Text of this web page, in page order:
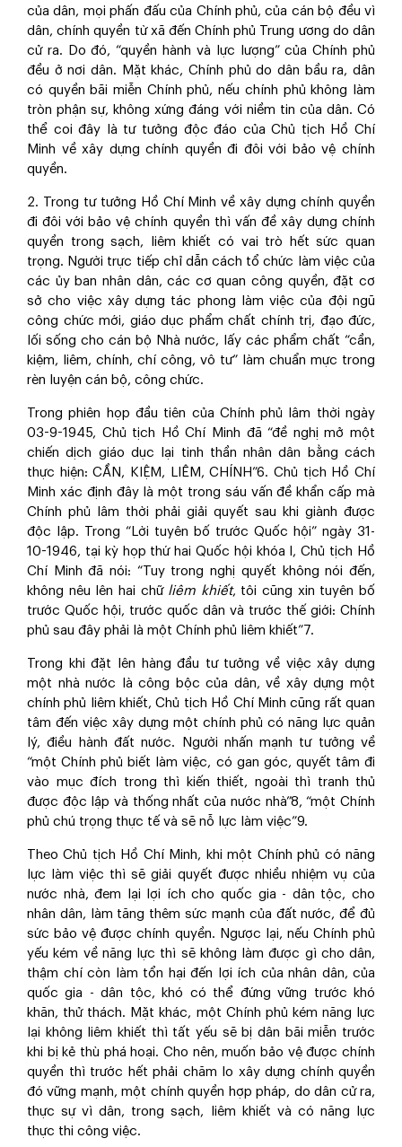
của dân, mọi phấn đấu của Chính phủ, của cán bộ đều vì
dân, chính quyền từ xã đến Chính phủ Trung ương do dân
cử ra. Do đó, “quyền hành và lực lượng” của Chính phủ
đều ở nơi dân. Mặt khác, Chính phủ do dân bầu ra, dân
có quyền bãi miễn Chính phủ, nếu chính phủ không làm
tròn phận sự, không xứng đáng với niềm tin của dân. Có
thể coi đây là tư tưởng độc đáo của Chủ tịch Hồ Chí
Minh về xây dựng chính quyền đi đôi với bảo vệ chính
quyền.
2. Trong tư tưởng Hồ Chí Minh về xây dựng chính quyền
đi đôi với bảo vệ chính quyền thì vấn đề xây dựng chính
quyền trong sạch, liêm khiết có vai trò hết sức quan
trọng. Người trực tiếp chỉ dẫn cách tổ chức làm việc của
các ủy ban nhân dân, các cơ quan công quyền, đặt cơ
sở cho việc xây dựng tác phong làm việc của đội ngũ
công chức mới, giáo dục phẩm chất chính trị, đạo đức,
lối sống cho cán bộ Nhà nước, lấy các phẩm chất “cần,
kiệm, liêm, chính, chí công, vô tư” làm chuẩn mực trong
rèn luyện cán bộ, công chức.
Trong phiên họp đầu tiên của Chính phủ lâm thời ngày
03-9-1945, Chủ tịch Hồ Chí Minh đã “đề nghị mở một
chiến dịch giáo dục lại tinh thần nhân dân bằng cách
thực hiện: CẦN, KIỆM, LIÊM, CHÍNH”6. Chủ tịch Hồ Chí
Minh xác định đây là một trong sáu vấn đề khẩn cấp mà
Chính phủ lâm thời phải giải quyết sau khi giành được
độc lập. Trong “Lời tuyên bố trước Quốc hội” ngày 31-
10-1946, tại kỳ họp thứ hai Quốc hội khóa I, Chủ tịch Hồ
Chí Minh đã nói: “Tuy trong nghị quyết không nói đến,
không nêu lên hai chữ liêm khiết, tôi cũng xin tuyên bố
trước Quốc hội, trước quốc dân và trước thế giới: Chính
phủ sau đây phải là một Chính phủ liêm khiết”7.
Trong khi đặt lên hàng đầu tư tưởng về việc xây dựng
một nhà nước là công bộc của dân, về xây dựng một
chính phủ liêm khiết, Chủ tịch Hồ Chí Minh cũng rất quan
tâm đến việc xây dựng một chính phủ có năng lực quản
lý, điều hành đất nước. Người nhấn mạnh tư tưởng về
“một Chính phủ biết làm việc, có gan góc, quyết tâm đi
vào mục đích trong thì kiến thiết, ngoài thì tranh thủ
được độc lập và thống nhất của nước nhà”8, “một Chính
phủ chú trọng thực tế và sẽ nỗ lực làm việc”9.
Theo Chủ tịch Hồ Chí Minh, khi một Chính phủ có năng
lực làm việc thì sẽ giải quyết được nhiều nhiệm vụ của
nước nhà, đem lại lợi ích cho quốc gia - dân tộc, cho
nhân dân, làm tăng thêm sức mạnh của đất nước, để đủ
sức bảo vệ được chính quyền. Ngược lại, nếu Chính phủ
yếu kém về năng lực thì sẽ không làm được gì cho dân,
thậm chí còn làm tổn hại đến lợi ích của nhân dân, của
quốc gia - dân tộc, khó có thể đứng vững trước khó
khăn, thử thách. Mặt khác, một Chính phủ kém năng lực
lại không liêm khiết thì tất yếu sẽ bị dân bãi miễn trước
khi bị kẻ thù phá hoại. Cho nên, muốn bảo vệ được chính
quyền thì trước hết phải chăm lo xây dựng chính quyền
đó vững mạnh, một chính quyền hợp pháp, do dân cử ra,
thực sự vì dân, trong sạch, liêm khiết và có năng lực
thực thi công việc.